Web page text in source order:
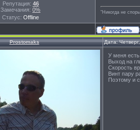
Репутация: 46
Замечания: 0%
Статус: Offline
"Никогда не
Prostomaks Дата:
У меня
Выход на
Скорость
Винт пару
Поэтому и